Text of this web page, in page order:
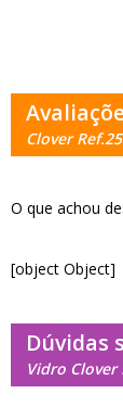
Clover
O que achou
[object Object]
Dúvidas
Vidro Clover